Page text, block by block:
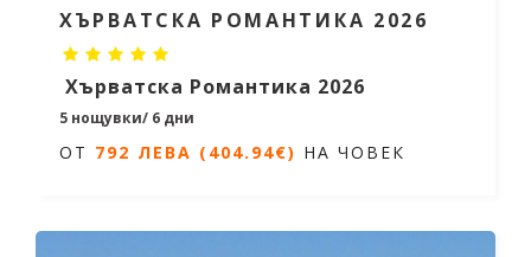
ХЪРВАТСКА РОМАНТИКА 2026
Хърватска Романтика 2026
5 нощувки/ 6 дни
Дати от 08.04.2026 до 14.10.2026
ОТ 792 ЛЕВА (404.94€) НА ЧОВЕК